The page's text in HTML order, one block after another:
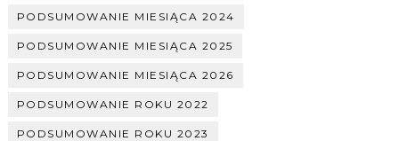
PODSUMOWANIE MIESIĄCA 2024
PODSUMOWANIE MIESIĄCA 2025
PODSUMOWANIE MIESIĄCA 2026
PODSUMOWANIE ROKU 2022
PODSUMOWANIE ROKU 2023